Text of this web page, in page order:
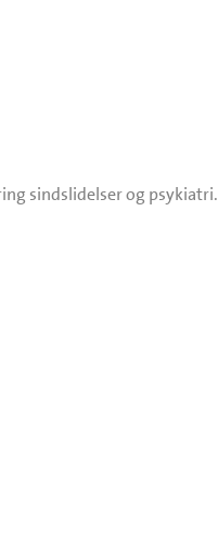
sindslidelser og psykiatri.